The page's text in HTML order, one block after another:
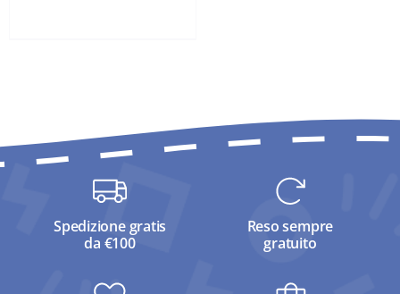
Spedizione gratis
da €100
Reso sempre
gratuito